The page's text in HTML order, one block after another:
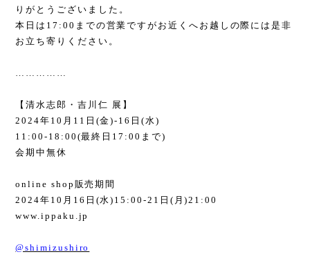
りがとうございました。
本日は 17:00 までの営業ですがお近くへお越しの際には是非
お立ち寄りください。
……………
【清水志郎・吉川仁 展】
2024年 10 月 11 日 (金)-16 日 (水)
11:00-18:00(最終日 17:00 まで)
会期中無休
online shop 販売期間
2024年 10 月 16 日 (水)15:00-21 日 ( 月)21:00
www.ippaku.jp
@shimizushiro